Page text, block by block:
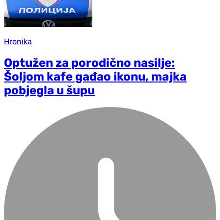
Hronika
Optužen za porodično nasilje:
Šoljom kafe gađao ikonu, majka
pobjegla u šupu